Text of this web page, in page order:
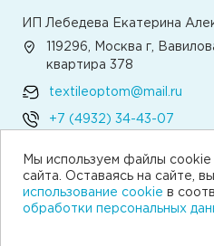
Мы используем файлы
сайта. Оставаясь на сайте,
использование cookie в
обработки персональных
ИП Лебедева Екатерина
119296, Москва г,
квартира 378
textileoptom@mail.ru
+7 (4932) 34-43-07
Написать